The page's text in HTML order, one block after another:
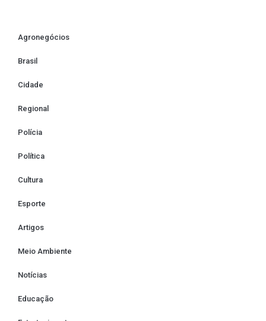
Agronegócios
Brasil
Cidade
Regional
Polícia
Política
Cultura
Esporte
Artigos
Meio Ambiente
Notícias
Educação